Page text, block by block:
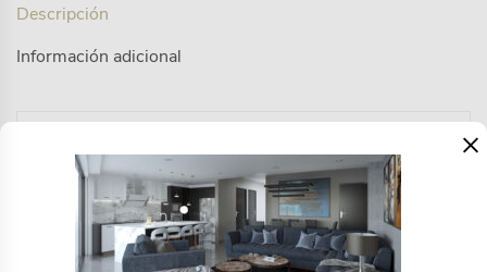
Descripción
Información adicional
Cabecera + base ×